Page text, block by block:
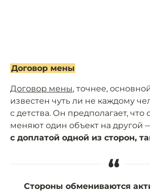
Договор мены
Договор мены, точнее,
известен чуть ли не каждому
с детства. Он предполагает, что
меняют один объект на другой
с доплатой одной из сторон,
“
Стороны обмениваются